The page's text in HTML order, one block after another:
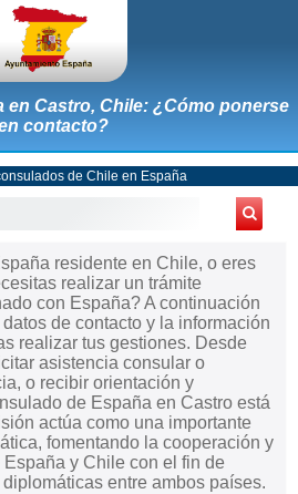
en Castro, Chile: ¿Cómo ponerse
contacto?
de Chile en España
residente en Chile, o eres
realizar un trámite
con España? A continuación
de contacto y la información
realizar tus gestiones. Desde
asistencia consular o
o recibir orientación y
de España en Castro está
actúa como una importante
fomentando la cooperación y
y Chile con el fin de
entre ambos países.